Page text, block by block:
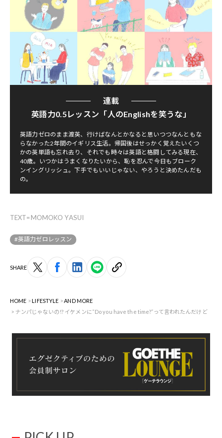
連載
英語力0.5レッスン「人のEnglishを笑うな」
英語力ゼロのまま渡英、行けばなんとかなると思いつつなんともな
らなかった2年間のイギリス生活。帰国後はせっかく覚えたいくつ
かの英単語も忘れ去り、それでも時々は英語と格闘してみる現在、
40歳。いつかはうまくなりたいから、恥を忍んで今日もブローク
ンイングリッシュ。下手でもいいじゃない、やろうと決めたんだも
の。
TEXT=MOMOKO YASUI
#英語力ゼロレッスン
SHARE
HOME LIFESTYLE
AND MORE
ナンパじゃないの!? イケメンに“Do you have the time?”って言われたんだけど